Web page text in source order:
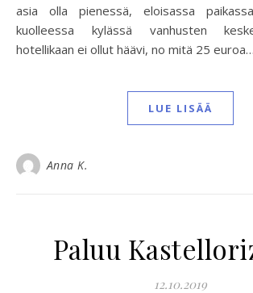
asia olla pienessä, eloisassa
kuolleessa kylässä vanhusten
hotellikaan ei ollut häävi, no mitä 25 euroa…
LUE LISÄÄ
Anna K.
Paluu
12.10.2019